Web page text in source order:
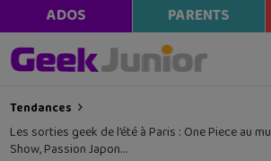
ADOS PARENTS
Tendances
Les sorties geek de l’été à Paris : One Piece au
Show, Passion Japon…